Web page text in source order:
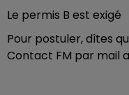
Le permis B est exigé
Pour postuler, dîtes
Contact FM par mail